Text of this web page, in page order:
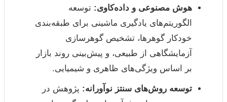
هوش مصنوعی و داده‌کاوی: توسعه
الگوریتم‌های یادگیری ماشینی برای طبقه‌بندی
خودکار گوهرها، تشخیص گوهرسازی
آزمایشگاهی از طبیعی، و پیش‌بینی روند بازار
بر اساس ویژگی‌های ظاهری و شیمیایی.
توسعه روش‌های سنتز نوآورانه: پژوهش در